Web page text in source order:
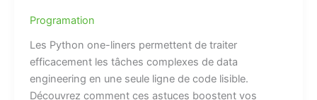
Programation
Les Python one-liners permettent de traiter
efficacement les tâches complexes de data
engineering en une seule ligne de code lisible.
Découvrez comment ces astuces boostent vos